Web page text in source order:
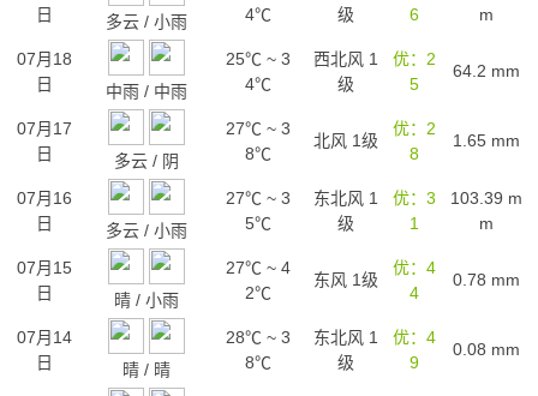
日
多云/ 小雨
4℃
级
6
m
07月18
日
中雨/ 中雨
25℃ ~ 3
4℃
西北风 1
级
优：2
5
64.2 mm
07月17
日
多云/ 阴
27℃ ~ 3
8℃
北风 1级
优：2
8
1.65 mm
07月16
日
多云/ 小雨
27℃ ~ 3
5℃
东北风 1
级
优：3
1
103.39 m
m
07月15
日
晴/ 小雨
27℃ ~ 4
2℃
东风 1级
优：4
4
0.78 mm
07月14
日
晴/ 晴
28℃ ~ 3
8℃
东北风 1
级
优：4
9
0.08 mm